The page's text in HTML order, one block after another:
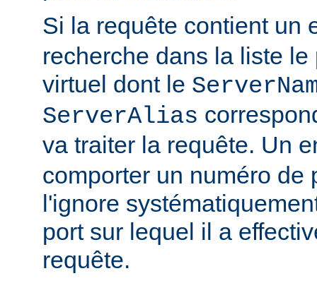
Si la requête contient un
recherche dans la liste
virtuel dont le
ServerAlias
va traiter la requête. Un
comporter un numéro de
l'ignore
port sur lequel il a
requête.